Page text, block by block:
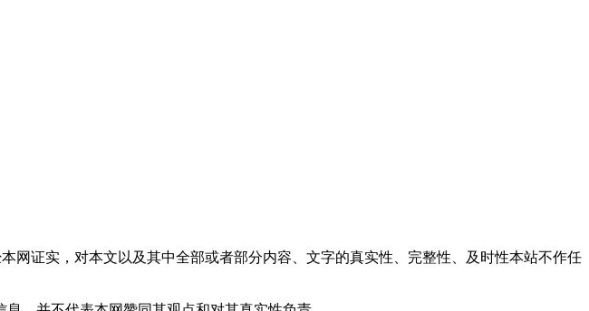
网证实，对本文以及其中全部或者部分内容、文字的真实性、完整性、及时性本站不作任